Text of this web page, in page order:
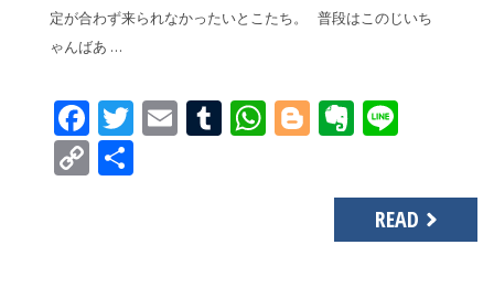
定が合わず来られなかったいとこたち。 普段はこのじいち
ゃんばあ …
Facebook
Twitter
EmailTumblr
WhatsApp
Blogger
Copy
READ